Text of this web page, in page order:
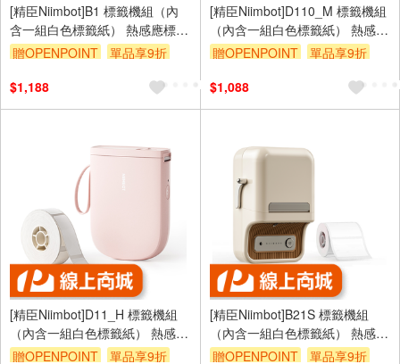
[精臣Niimbot]B1 標籤機組（內
含一組白色標籤紙） 熱感應標籤
機—淺沙
贈OPENPOINT
單品享9折
$1,188
[精臣Niimbot]D110_M 標籤機組
（內含一組白色標籤紙） 熱感應
標籤機—春綠
贈OPENPOINT
單品享9折
$1,088
[精臣Niimbot]D11_H 標籤機組
（內含一組白色標籤紙） 熱感應
標籤機—珊瑚粉
贈OPENPOINT 單品享9折
[精臣Niimbot]B21S 標籤機組
（內含一組白色標籤紙） 熱感應
標籤機—白色
贈OPENPOINT 單品享9折